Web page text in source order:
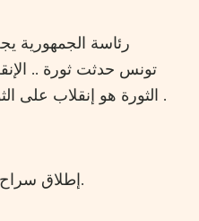
رئاسة الجمهورية
تونس حدثت ثورة ..
الثورة هو إنقلاب على الثورة ، على الشعب .
#إطلاق سراح سامي بن غربية.